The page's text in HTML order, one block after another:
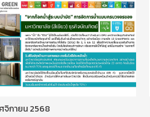
จิกายน 2568